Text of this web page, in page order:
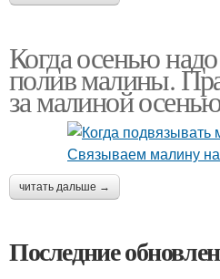
Когда осенью
полив малины.
за малиной
читать дальше →
Последние